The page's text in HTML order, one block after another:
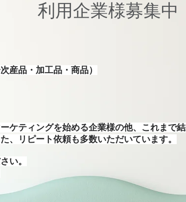
​利用企業様募集中
産品・加工品・商品）
ケティングを始める企業様の他、これまで
、​リピート依頼も多数いただいています。
い。